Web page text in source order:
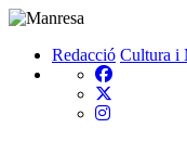
Redacció Cultura i